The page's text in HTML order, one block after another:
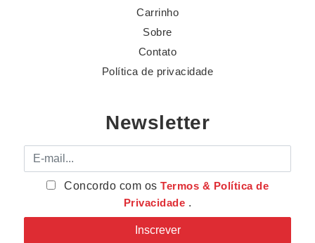
Carrinho
Sobre
Contato
Política de privacidade
Newsletter
E-mail
Concordo com osTermos & Política de
Privacidade .